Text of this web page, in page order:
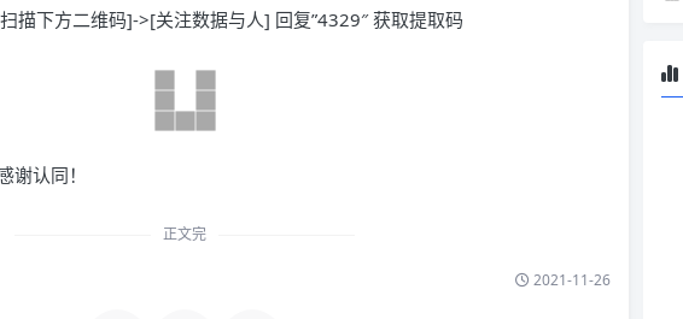
描下方二维码]->[关注数据与人] 回复”4329″ 获取提取码
谢认同！
正文完
2021-11-26